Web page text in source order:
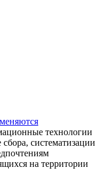
технологии
систематизации
на территории